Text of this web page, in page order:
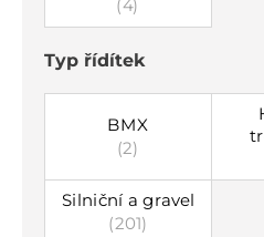
(4)
Typ řídítek
BMX
(2)
Silniční a gravel
(201)